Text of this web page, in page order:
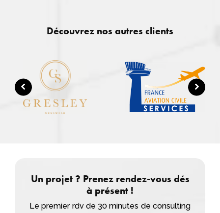
Découvrez nos autres clients
Un projet ? Prenez rendez-vous dés
à présent !
Le premier rdv de 30 minutes de consulting